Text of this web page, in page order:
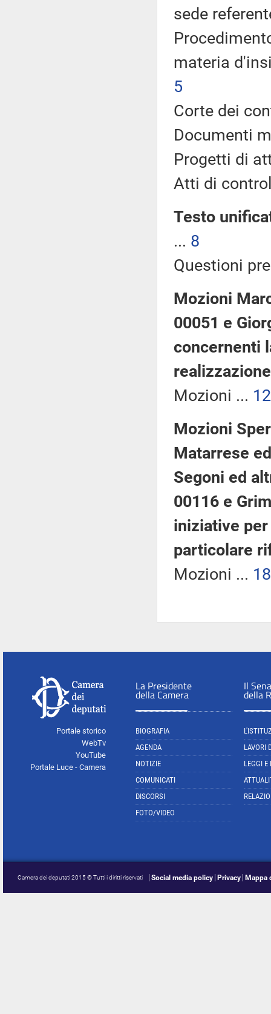
sede
materia
5
Corte dei
Documenti
Progetti di
Atti di
Testo
... 8
Questioni
Mozioni
00051 e
concernenti
Mozioni ... 12
Mozioni
Matarrese
Segoni ed
00116 e
iniziative
particolare
Mozioni ... 18
Portale storico
WebTv
YouTube
Portale Luce - Camera
La Presidente
della Camera
BIOGRAFIA
AGENDA
NOTIZIE
COMUNICATI
DISCORSI
FOTO/VIDEO
Il
della
LAVORI
LEGGI E
Camera dei deputati 2015 © Tutti i diritti riservati Social media policy Privacy Mappa